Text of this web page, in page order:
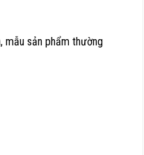
mẫu sản phẩm thường